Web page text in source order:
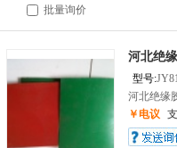
批量询价
河北绝
型号:
河北绝缘
￥电议